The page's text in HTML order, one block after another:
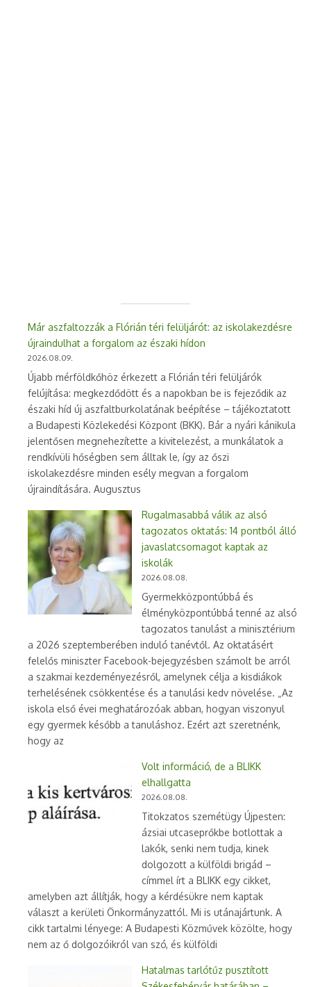
Már aszfaltozzák a Flórián téri felüljárót: az iskolakezdésre
újraindulhat a forgalom az északi hídon
2026.08.09.
Újabb mérföldkőhöz érkezett a Flórián téri felüljárók
felújítása: megkezdődött és a napokban be is fejeződik az
északi híd új aszfaltburkolatának beépítése – tájékoztatott
a Budapesti Közlekedési Központ (BKK). Bár a nyári kánikula
jelentősen megnehezítette a kivitelezést, a munkálatok a
rendkívüli hőségben sem álltak le, így az őszi
iskolakezdésre minden esély megvan a forgalom
újraindítására. Augusztus
Rugalmasabbá válik az alsó
tagozatos oktatás: 14 pontból álló
javaslatcsomagot kaptak az
iskolák
2026.08.08.
Gyermekközpontúbbá és
élményközpontúbbá tenné az alsó
tagozatos tanulást a minisztérium
a 2026 szeptemberében induló tanévtől. Az oktatásért
felelős miniszter Facebook-bejegyzésben számolt be arról
a szakmai kezdeményezésről, amelynek célja a kisdiákok
terhelésének csökkentése és a tanulási kedv növelése. „Az
iskola első évei meghatározóak abban, hogyan viszonyul
egy gyermek később a tanuláshoz. Ezért azt szeretnénk,
hogy az
Volt információ, de a BLIKK
elhallgatta
2026.08.08.
Titokzatos szemétügy Újpesten:
ázsiai utcaseprőkbe botlottak a
lakók, senki nem tudja, kinek
dolgozott a külföldi brigád –
címmel írt a BLIKK egy cikket,
amelyben azt állítják, hogy a kérdésükre nem kaptak
választ a kerületi Önkormányzattól. Mi is utánajártunk. A
cikk tartalmi lényege: A Budapesti Közművek közölte, hogy
nem az ő dolgozóikról van szó, és külföldi
Hatalmas tarlótűz pusztított